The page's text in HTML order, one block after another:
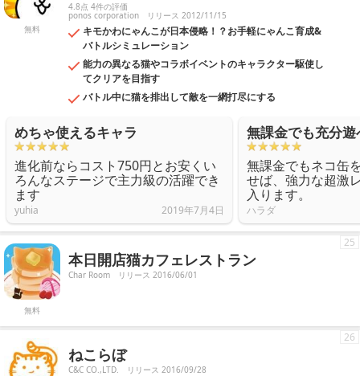
無料
4.8点 4件の評価
ponos corporation リリース 2012/11/15
キモかわにゃんこが日本侵略！？お手軽にゃんこ育成&
バトルシミュレーション
能力の異なる猫やコラボイベントのキャラクター駆使し
てクリアを目指す
バトル中に猫を排出して敵を一網打尽にする
めちゃ使えるキャラ
進化前ならコスト750円とお安くい
ろんなステージで主力級の活躍でき
ます
yuhia 2019年7月4日
無課金でも充分
無課金でもネコ缶
せば、強力な超激
入ります。
ハラダ
無料
本日開店猫カフェレストラン
Char Room リリース 2016/06/01
25
ねこらぼ
C&C CO.,LTD. リリース 2016/09/28
26